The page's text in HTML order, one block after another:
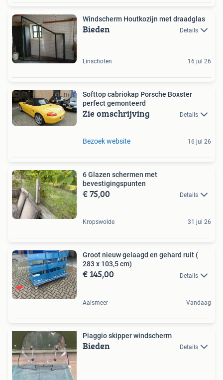
Windscherm Houtkozijn met draadglas
Bieden Details
Linschoten 16 jul 26
Softtop cabriokap Porsche Boxster
perfect gemonteerd
Zie omschrijving Details
Bezoek website 16 jul 26
6 Glazen schermen met
bevestigingspunten
€ 75,00 Details
Kropswolde 31 jul 26
Groot nieuw gelaagd en gehard ruit (
283 x 103,5 cm)
€ 145,00 Details
Aalsmeer Vandaag
Piaggio skipper windscherm
Bieden Details